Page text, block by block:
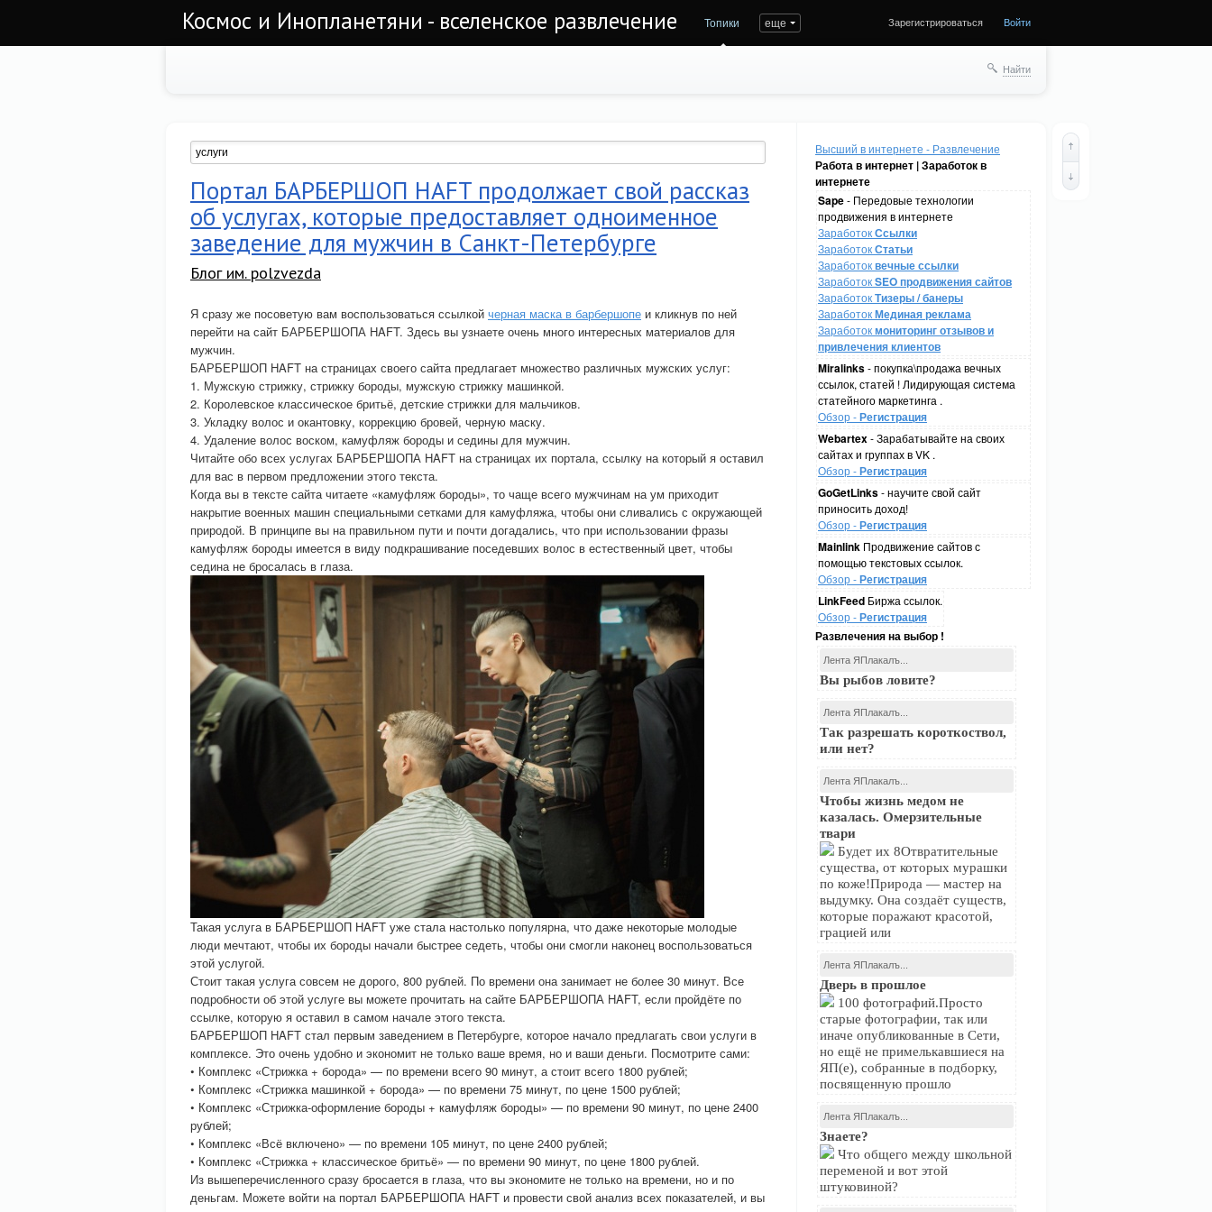
Космос и Инопланетяни - вселенское развлечение Топики еще Зарегистрироваться Войти
Найти
Высший в интернете - Развлечение
Работа в интернет | Заработок в
интернете
Sape- Передовые технологии
продвижения в интернете
ЗаработокСсылки
ЗаработокСтатьи
Заработоквечные ссылки
ЗаработокSEO продвижения сайтов
ЗаработокТизеры / банеры
ЗаработокМединая реклама
Заработокмониторинг отзывов и
привлечения клиентов
Miralinks- покупка\продажа вечных
ссылок, статей ! Лидирующая система
статейного маркетинга .
Обзор -Регистрация
Webartex- Зарабатывайте на своих
сайтах и группах в VK .
Обзор -Регистрация
GoGetLinks- научите свой сайт
приносить доход!
Обзор -Регистрация
Mainlink Продвижение сайтов с
помощью текстовых ссылок.
Обзор -Регистрация
LinkFeed Биржа ссылок.
Обзор -Регистрация
Развлечения на выбор !
Лента ЯПлакалъ...
Вы рыбов ловите?
Лента ЯПлакалъ...
Так разрешать короткоствол,
или нет?
Лента ЯПлакалъ...
Чтобы жизнь медом не
казалась. Омерзительные
твари
Будет их 8Отвратительные
существа, от которых мурашки
по коже!Природа — мастер на
выдумку. Она создаёт существ,
которые поражают красотой,
грацией или
Лента ЯПлакалъ...
Дверь в прошлое
100 фотографий.Просто
старые фотографии, так или
иначе опубликованные в Сети,
но ещё не примелькавшиеся на
ЯП(е), собранные в подборку,
посвященную прошло
Лента ЯПлакалъ...
Знаете?
Что общего между школьной
переменой и вот этой
штуковиной?
Портал БАРБЕРШОП HAFT продолжает свой рассказ
об услугах, которые предоставляет одноименное
заведение для мужчин в Санкт-Петербурге
Блог им. polzvezda
Я сразу же посоветую вам воспользоваться ссылкой черная маска в барбершопе и кликнув по ней
перейти на сайт БАРБЕРШОПА HAFT. Здесь вы узнаете очень много интересных материалов для
мужчин.
БАРБЕРШОП HAFT на страницах своего сайта предлагает множество различных мужских услуг:
1. Мужскую стрижку, стрижку бороды, мужскую стрижку машинкой.
2. Королевское классическое бритьё, детские стрижки для мальчиков.
3. Укладку волос и окантовку, коррекцию бровей, черную маску.
4. Удаление волос воском, камуфляж бороды и седины для мужчин.
Читайте обо всех услугах БАРБЕРШОПА HAFT на страницах их портала, ссылку на который я оставил
для вас в первом предложении этого текста.
Когда вы в тексте сайта читаете «камуфляж бороды», то чаще всего мужчинам на ум приходит
накрытие военных машин специальными сетками для камуфляжа, чтобы они сливались с окружающей
природой. В принципе вы на правильном пути и почти догадались, что при использовании фразы
камуфляж бороды имеется в виду подкрашивание поседевших волос в естественный цвет, чтобы
седина не бросалась в глаза.
Такая услуга в БАРБЕРШОП HAFT уже стала настолько популярна, что даже некоторые молодые
люди мечтают, чтобы их бороды начали быстрее седеть, чтобы они смогли наконец воспользоваться
этой услугой.
Стоит такая услуга совсем не дорого, 800 рублей. По времени она занимает не более 30 минут. Все
подробности об этой услуге вы можете прочитать на сайте БАРБЕРШОПА HAFT, если пройдёте по
ссылке, которую я оставил в самом начале этого текста.
БАРБЕРШОП HAFT стал первым заведением в Петербурге, которое начало предлагать свои услуги в
комплексе. Это очень удобно и экономит не только ваше время, но и ваши деньги. Посмотрите сами:
• Комплекс «Стрижка + борода» — по времени всего 90 минут, а стоит всего 1800 рублей;
• Комплекс «Стрижка машинкой + борода» — по времени 75 минут, по цене 1500 рублей;
• Комплекс «Стрижка-оформление бороды + камуфляж бороды» — по времени 90 минут, по цене 2400
рублей;
• Комплекс «Всё включено» — по времени 105 минут, по цене 2400 рублей;
• Комплекс «Стрижка + классическое бритьё» — по времени 90 минут, по цене 1800 рублей.
Из вышеперечисленного сразу бросается в глаза, что вы экономите не только на времени, но и по
деньгам. Можете войти на портал БАРБЕРШОПА HAFT и провести свой анализ всех показателей, и вы